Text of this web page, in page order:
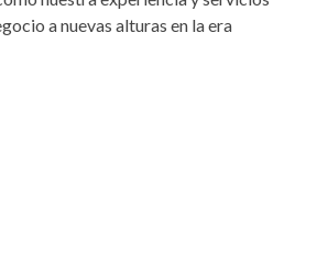
a nuevas alturas en la era